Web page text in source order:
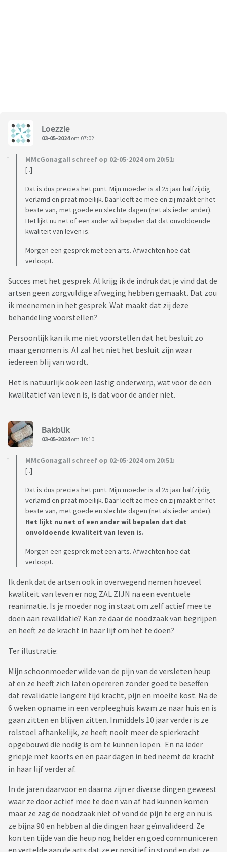
Loezzie
03-05-2024om 07:02
MMcGonagall schreef op 02-05-2024 om 20:51:
[..]
Dat is dus precies het punt. Mijn moeder is al 25 jaar halfzijdig
verlamd en praat moeilijk. Daar leeft ze mee en zij maakt er het
beste van, met goede en slechte dagen (net als ieder ander).
Het lijkt nu net of een ander wil bepalen dat dat onvoldoende
kwaliteit van leven is.
Morgen een gesprek met een arts. Afwachten hoe dat
verloopt.
Succes met het gesprek. Al krijg ik de indruk dat je vind dat de
artsen geen zorgvuldige afweging hebben gemaakt. Dat zou
ik meenemen in het gesprek. Wat maakt dat zij deze
behandeling voorstellen?
Persoonlijk kan ik me niet voorstellen dat het besluit zo
maar genomen is. Al zal het niet het besluit zijn waar
iedereen blij van wordt.
Het is natuurlijk ook een lastig onderwerp, wat voor de een
kwalitatief van leven is, is dat voor de ander niet.
Bakblik
03-05-2024om 10:10
MMcGonagall schreef op 02-05-2024 om 20:51:
[..]
Dat is dus precies het punt. Mijn moeder is al 25 jaar halfzijdig
verlamd en praat moeilijk. Daar leeft ze mee en zij maakt er het
beste van, met goede en slechte dagen (net als ieder ander).
Het lijkt nu net of een ander wil bepalen dat dat
onvoldoende kwaliteit van leven is.
Morgen een gesprek met een arts. Afwachten hoe dat
verloopt.
Ik denk dat de artsen ook in overwegend nemen hoeveel
kwaliteit van leven er nog ZAL ZIJN na een eventuele
reanimatie. Is je moeder nog in staat om zelf actief mee te
doen aan revalidatie? Kan ze daar de noodzaak van begrijpen
en heeft ze de kracht in haar lijf om het te doen?
Ter illustratie:
Mijn schoonmoeder wilde van de pijn van de versleten heup
af en ze heeft zich laten opereren zonder goed te beseffen
dat revalidatie langere tijd kracht, pijn en moeite kost. Na de
6 weken opname in een verpleeghuis kwam ze naar huis en is
gaan zitten en blijven zitten. Inmiddels 10 jaar verder is ze
rolstoel afhankelijk, ze heeft nooit meer de spierkracht
opgebouwd die nodig is om te kunnen lopen. En na ieder
griepje met koorts en en paar dagen in bed neemt de kracht
in haar lijf verder af.
In de jaren daarvoor en daarna zijn er diverse dingen geweest
waar ze door actief mee te doen van af had kunnen komen
maar ze zag de noodzaak niet of vond de pijn te erg en nu is
ze bijna 90 en hebben al die dingen haar geïnvalideerd. Ze
kon ten tijde van die heup nog helder en goed communiceren